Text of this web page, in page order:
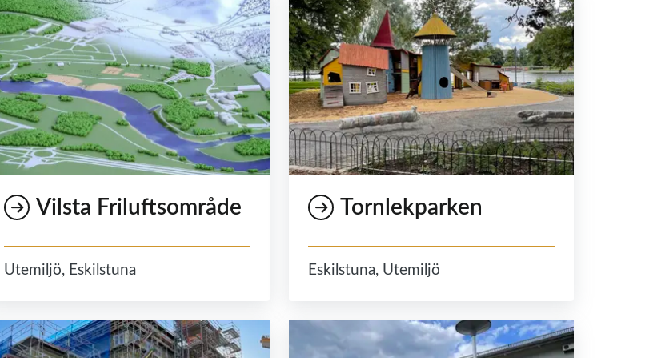
Vilsta Friluftsområde
Utemiljö, Eskilstuna
Tornlekparken
Eskilstuna, Utemiljö